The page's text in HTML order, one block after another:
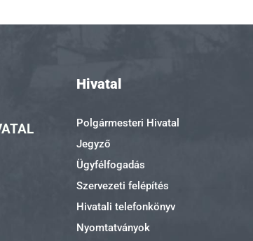
Hivatal
Polgármesteri Hivatal
Jegyző
Ügyfélfogadás
Szervezeti felépítés
Hivatali telefonkönyv
Nyomtatványok